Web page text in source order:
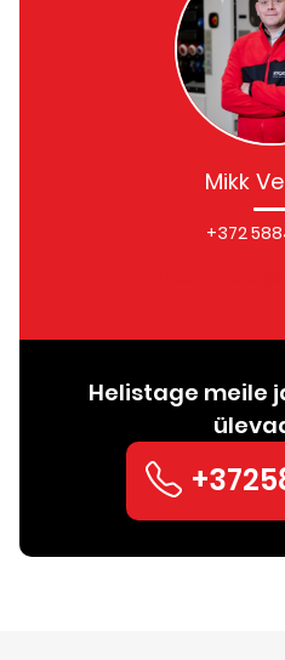
Mikk
+372
Helistage meile